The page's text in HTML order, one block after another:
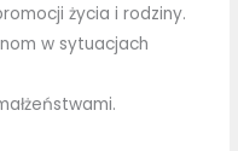
życia i rodziny.
w sytuacjach